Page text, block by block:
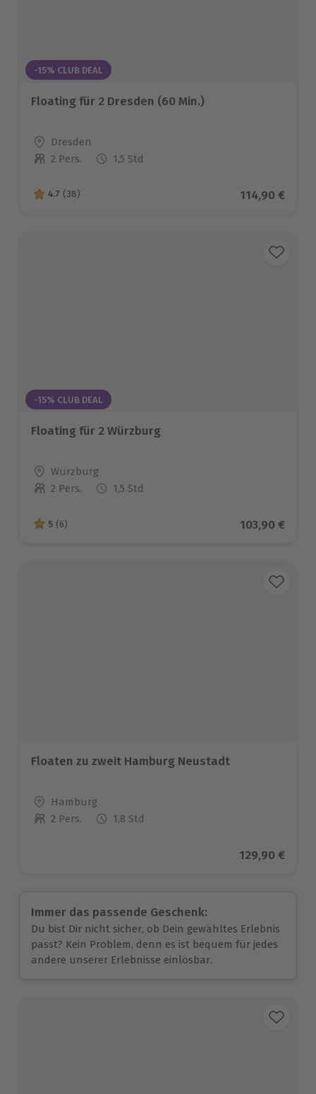
-15% CLUB DEAL
Floating für 2 Dresden (60 Min.)
Standort
Dresden
Anzahl der Teilnehmer
2 Pers. 1,5 Std
4.7 von 5 Sternen basierend auf 38 Bewertungen
4.7 (38) Aktueller
114,90 €
-15% CLUB DEAL
Floating für 2 Würzburg
Standort
Würzburg
Anzahl der Teilnehmer
2 Pers. 1,5 Std
5 von 5 Sternen basierend auf 6 Bewertungen
5 (6) Aktueller
103,90 €
Floaten zu zweit Hamburg Neustadt
Standort
Hamburg
Anzahl der Teilnehmer
2 Pers. 1,8 Std
Aktueller
129,90 €
Immer das passende Geschenk:
Du bist Dir nicht sicher, ob Dein gewähltes Erlebnis
passt? Kein Problem, denn es ist bequem für jedes
andere unserer Erlebnisse einlösbar.